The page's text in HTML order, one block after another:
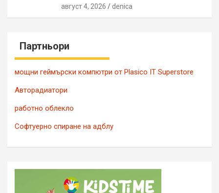
август 4, 2026 denica
Партньори
мощни геймърски компютри от Plasico IT Superstore
Авторадиатори
работно облекло
Софтуерно спиране на адблу